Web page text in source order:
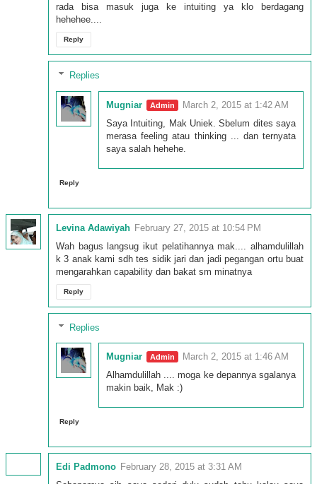
rada bisa masuk juga ke intuiting ya klo berdagang
hehehee....
Reply
Replies
Mugniar
March 2, 2015 at 1:42 AM
Saya Intuiting, Mak Uniek. Sbelum dites saya
merasa feeling atau thinking ... dan ternyata
saya salah hehehe.
Reply
Levina Adawiyah February 27, 2015 at 10:54 PM
Wah bagus langsug ikut pelatihannya mak.... alhamdulillah
k 3 anak kami sdh tes sidik jari dan jadi pegangan ortu buat
mengarahkan capability dan bakat sm minatnya
Reply
Replies
Mugniar
March 2, 2015 at 1:46 AM
Alhamdulillah .... moga ke depannya sgalanya
makin baik, Mak :)
Reply
Edi Padmono February 28, 2015 at 3:31 AM